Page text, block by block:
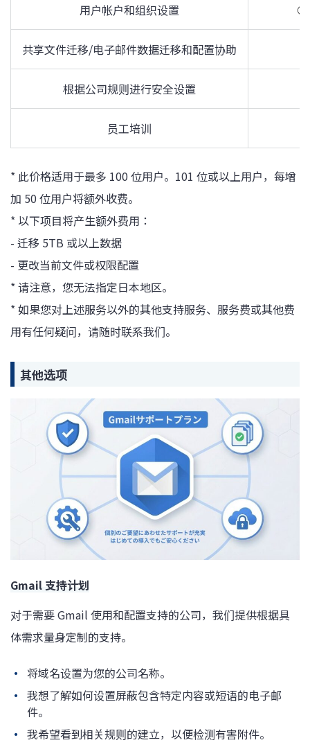
用户帐户和组织设置 ○
共享文件迁移/电子邮件数据迁移和配置协助
根据公司规则进行安全设置
员工培训
* 此价格适用于最多 100 位用户。101 位或以上用户，每增
加 50 位用户将额外收费。
* 以下项目将产生额外费用：
- 迁移 5TB 或以上数据
- 更改当前文件或权限配置
* 请注意，您无法指定日本地区。
* 如果您对上述服务以外的其他支持服务、服务费或其他费
用有任何疑问，请随时联系我们。
其他选项
Gmail 支持计划
对于需要 Gmail 使用和配置支持的公司，我们提供根据具
体需求量身定制的支持。
将域名设置为您的公司名称。
我想了解如何设置屏蔽包含特定内容或短语的电子邮
件。
我希望看到相关规则的建立，以便检测有害附件。